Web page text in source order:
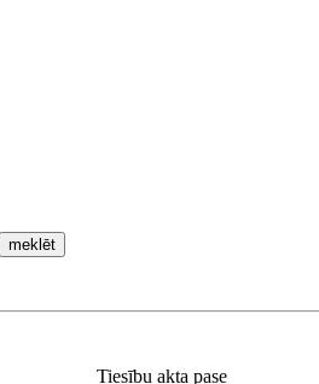
meklēt
Tiesību akta pase